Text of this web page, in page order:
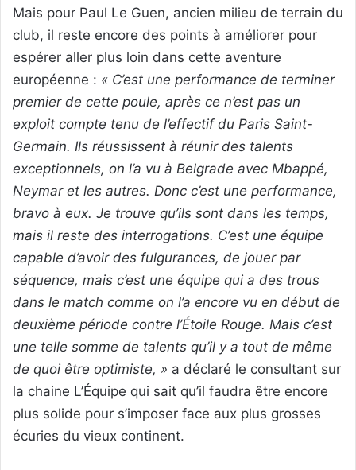
Mais pour Paul Le Guen, ancien milieu de terrain du
club, il reste encore des points à améliorer pour
espérer aller plus loin dans cette aventure
européenne : « C’est une performance de terminer
premier de cette poule, après ce n’est pas un
exploit compte tenu de l’effectif du Paris Saint-
Germain. Ils réussissent à réunir des talents
exceptionnels, on l’a vu à Belgrade avec Mbappé,
Neymar et les autres. Donc c’est une performance,
bravo à eux. Je trouve qu’ils sont dans les temps,
mais il reste des interrogations. C’est une équipe
capable d’avoir des fulgurances, de jouer par
séquence, mais c’est une équipe qui a des trous
dans le match comme on l’a encore vu en début de
deuxième période contre l’Étoile Rouge. Mais c’est
une telle somme de talents qu’il y a tout de même
de quoi être optimiste, » a déclaré le consultant sur
la chaine L’Équipe qui sait qu’il faudra être encore
plus solide pour s’imposer face aux plus grosses
écuries du vieux continent.